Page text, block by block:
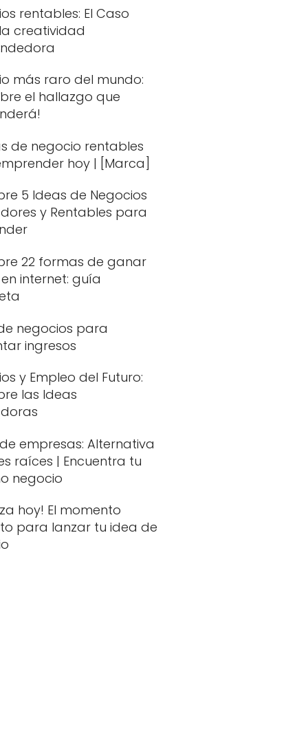
rentables: El Caso
creatividad
más raro del mundo:
el hallazgo que
de negocio rentables
hoy | [Marca]
5 Ideas de Negocios
y Rentables para
22 formas de ganar
internet: guía
negocios para
ingresos
y Empleo del Futuro:
las Ideas
empresas: Alternativa
raíces | Encuentra tu
negocio
hoy! El momento
para lanzar tu idea de